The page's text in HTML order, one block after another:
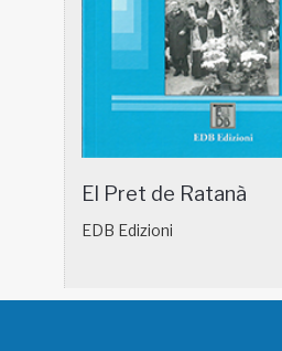
El Pret de Ratanà
EDB Edizioni